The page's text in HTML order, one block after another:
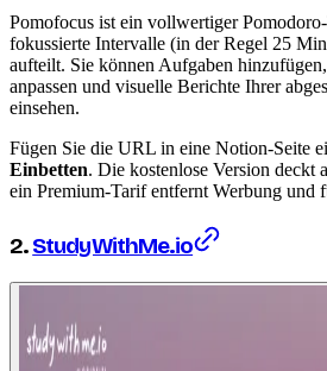
Pomofocus ist ein vollwertiger
fokussierte Intervalle (in der Regel 25
aufteilt. Sie können Aufgaben
anpassen und visuelle Berichte Ihrer
einsehen.
Fügen Sie die URL in eine Notion-Seite
Einbetten. Die kostenlose Version deckt
ein Premium-Tarif entfernt Werbung und
2.StudyWithMe.io